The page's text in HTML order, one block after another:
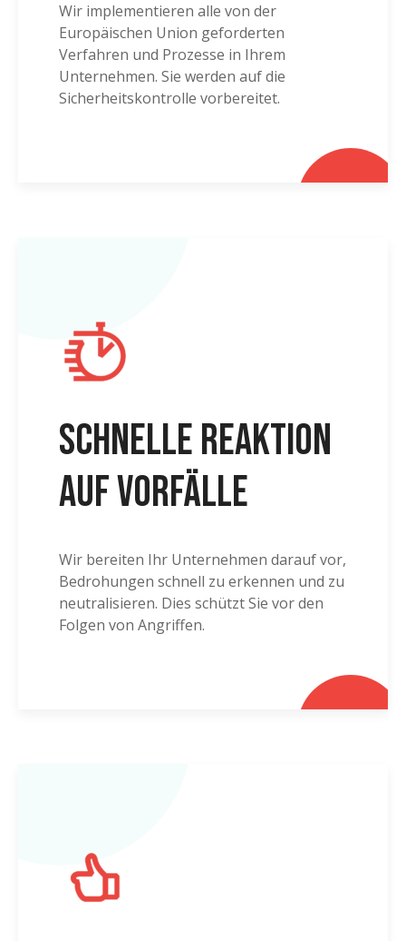
Wir implementieren alle von der
Europäischen Union geforderten
Verfahren und Prozesse in Ihrem
Unternehmen. Sie werden auf die
Sicherheitskontrolle vorbereitet.
Schnelle Reaktion
auf Vorfälle
Wir bereiten Ihr Unternehmen darauf vor,
Bedrohungen schnell zu erkennen und zu
neutralisieren. Dies schützt Sie vor den
Folgen von Angriffen.